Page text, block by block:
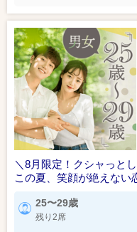
＼8月限定！クシャっと
この夏、笑顔が絶えない
25〜29歳
残り2席